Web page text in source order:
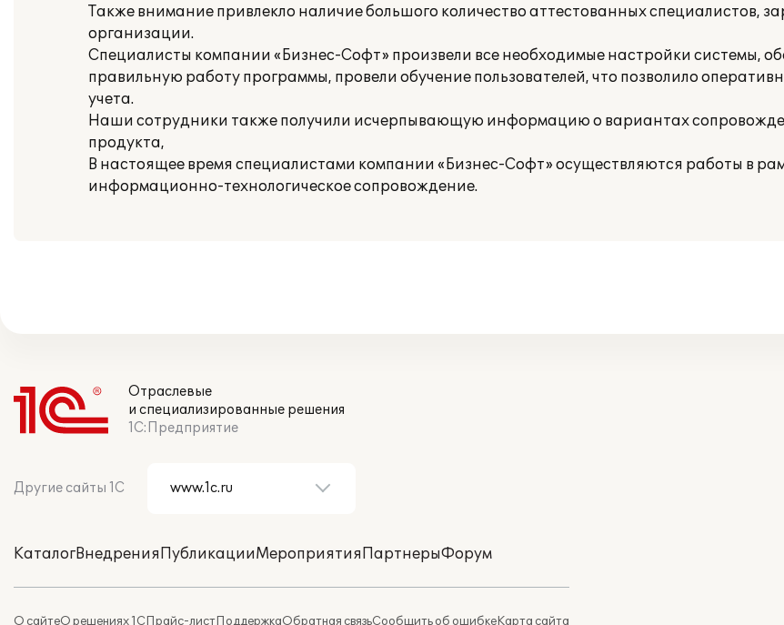
Также внимание привлекло наличие большого количество аттестованных специалистов,
организации.
Специалисты компании «Бизнес-Софт» произвели все необходимые настройки системы,
правильную работу программы, провели обучение пользователей, что позволило
учета.
Наши сотрудники также получили исчерпывающую информацию о вариантах
продукта,
В настоящее время специалистами компании «Бизнес-Софт» осуществляются работы в
информационно-технологическое сопровождение.
Отраслевые
и специализированные решения
1С:Предприятие
Другие сайты 1С
КаталогВнедренияПубликацииМероприятияПартнерыФорум
О сайтеО решениях 1СПрайс-листПоддержкаОбратная связьСообщить об ошибкеКарта сайта